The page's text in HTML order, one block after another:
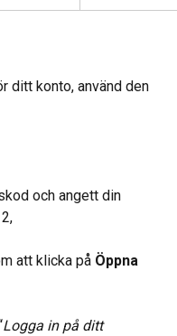
ditt konto, använd den
och angett din
att klicka på Öppna
Logga in på ditt